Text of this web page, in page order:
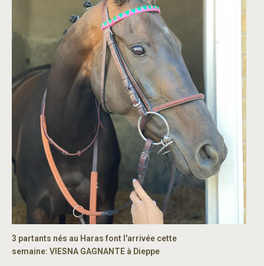
3 partants nés au Haras font l'arrivée cette
semaine: VIESNA GAGNANTE à Dieppe